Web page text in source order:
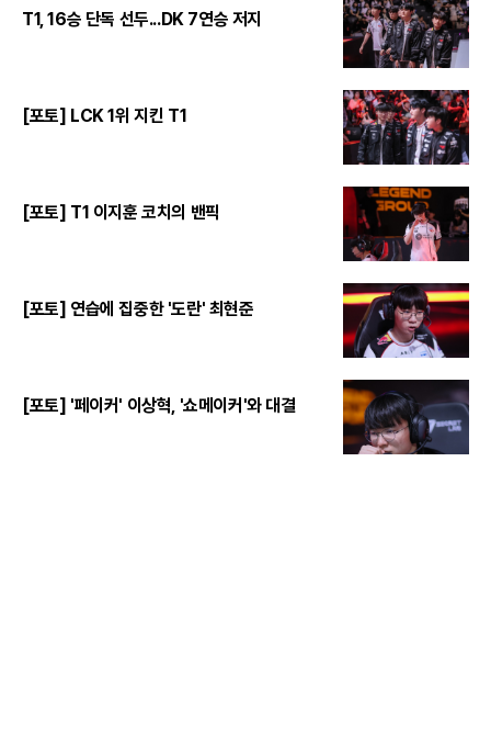
T1, 16승 단독 선두...DK 7연승 저지
[포토] LCK 1위 지킨 T1
[포토] T1 이지훈 코치의 밴픽
[포토] 연습에 집중한 '도란' 최현준
[포토] '페이커' 이상혁, '쇼메이커'와 대결